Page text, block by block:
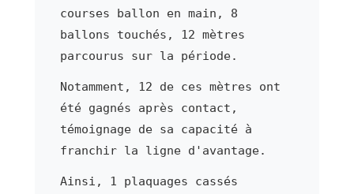
courses ballon en main, 8
ballons touchés, 12 mètres
parcourus sur la période.
Notamment, 12 de ces mètres ont
été gagnés après contact,
témoignage de sa capacité à
franchir la ligne d'avantage.
Ainsi, 1 plaquages cassés